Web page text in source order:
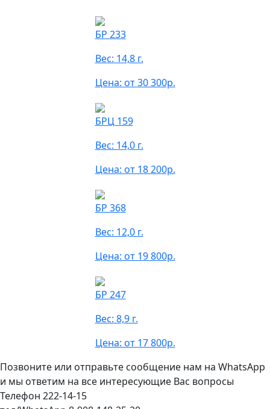
БР 233
Вес: 14,8 г.
Цена: от 30 300р.
БРЦ 159
Вес: 14,0 г.
Цена: от 18 200р.
БР 368
Вес: 12,0 г.
Цена: от 19 800р.
БР 247
Вес: 8,9 г.
Цена: от 17 800р.
Позвоните или отправьте сообщение нам на WhatsApp
и мы ответим на все интересующие Вас вопросы
Телефон 222-14-15